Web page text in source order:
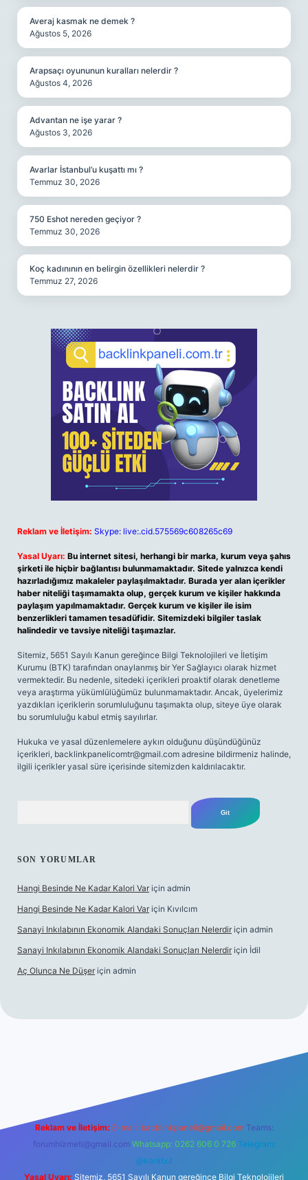
Averaj kasmak ne demek ?
Ağustos 5, 2026
Arapsaçı oyununun kuralları nelerdir ?
Ağustos 4, 2026
Advantan ne işe yarar ?
Ağustos 3, 2026
Avarlar İstanbul’u kuşattı mı ?
Temmuz 30, 2026
750 Eshot nereden geçiyor ?
Temmuz 30, 2026
Koç kadınının en belirgin özellikleri nelerdir ?
Temmuz 27, 2026
Reklam ve İletişim: Skype: live:.cid.575569c608265c69
Yasal Uyarı: Bu internet sitesi, herhangi bir marka, kurum veya şahıs
şirketi ile hiçbir bağlantısı bulunmamaktadır. Sitede yalnızca kendi
hazırladığımız makaleler paylaşılmaktadır. Burada yer alan içerikler
haber niteliği taşımamakta olup, gerçek kurum ve kişiler hakkında
paylaşım yapılmamaktadır. Gerçek kurum ve kişiler ile isim
benzerlikleri tamamen tesadüfidir. Sitemizdeki bilgiler taslak
halindedir ve tavsiye niteliği taşımazlar.
Sitemiz, 5651 Sayılı Kanun gereğince Bilgi Teknolojileri ve İletişim
Kurumu (BTK) tarafından onaylanmış bir Yer Sağlayıcı olarak hizmet
vermektedir. Bu nedenle, sitedeki içerikleri proaktif olarak denetleme
veya araştırma yükümlülüğümüz bulunmamaktadır. Ancak, üyelerimiz
yazdıkları içeriklerin sorumluluğunu taşımakta olup, siteye üye olarak
bu sorumluluğu kabul etmiş sayılırlar.
Hukuka ve yasal düzenlemelere aykırı olduğunu düşündüğünüz
içerikleri, backlinkpanelicomtr@gmail.com adresine bildirmeniz halinde,
ilgili içerikler yasal süre içerisinde sitemizden kaldırılacaktır.
SON YORUMLAR
Hangi Besinde Ne Kadar Kalori Var için admin
Hangi Besinde Ne Kadar Kalori Var için Kıvılcım
Sanayi Inkılabının Ekonomik Alandaki Sonuçları Nelerdir için admin
Sanayi Inkılabının Ekonomik Alandaki Sonuçları Nelerdir için İdil
Aç Olunca Ne Düşer için admin
Reklam ve İletişim: E-mail: backlinkpaneli@gmail.com Teams:
forumhizmeti@gmail.com Whatsapp: 0262 606 0 726 Telegram:
@karabul
Yasal Uyarı: Sitemiz, 5651 Sayılı Kanun gereğince Bilgi Teknolojileri